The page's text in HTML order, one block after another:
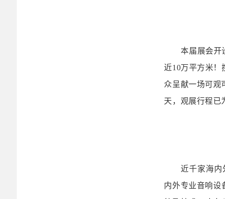
本届展会开
近10万平方米！
众呈献一场可观
天，观展行程已
近千家海内
内外专业音响设